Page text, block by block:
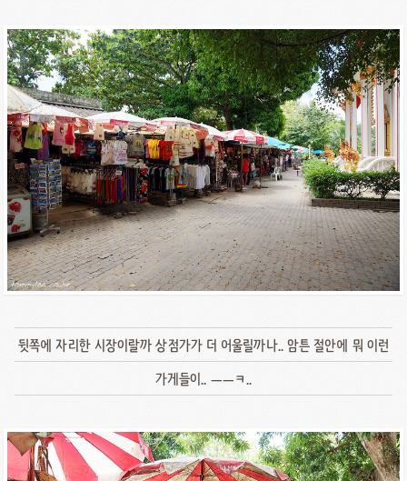
뒷쪽에 자리한 시장이랄까 상점가가 더 어울릴까나.. 암튼 절안에 뭐 이런
가게들이.. ㅡㅡㅋ..